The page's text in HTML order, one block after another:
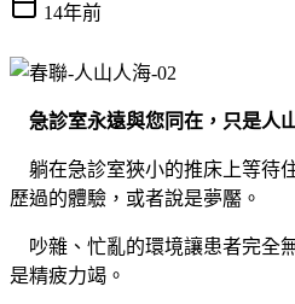
14年前
急診室永遠與您同在，只是人
躺在急診室狹小的推床上等待
歷過的體驗，或者說是夢靨。
吵雜、忙亂的環境讓患者完全
是精疲力竭。